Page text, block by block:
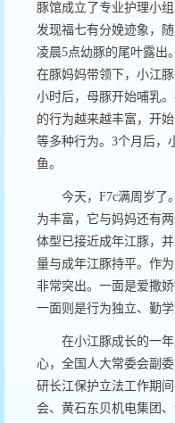
豚馆成立了专业护理小组
发现福七有分娩迹象，
凌晨5点幼豚的尾叶露出。
在豚妈妈带领下，小江
小时后，母豚开始哺乳
的行为越来越丰富，开
等多种行为。 3个月后，
鱼。
今天， F7c满周岁了
为丰富，它与妈妈还有
体型已接近成年江豚，
量与成年江豚持平。作
非常突出。一面是爱撒
一面则是行为独立、勤学
在小江豚成长的一
心，全国人大常委会副
研长江保护立法工作期
会、黄石东贝机电集团